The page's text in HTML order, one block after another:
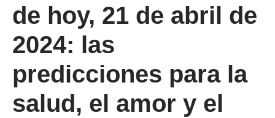
de hoy, 21 de abril de
2024: las
predicciones para la
salud, el amor y el